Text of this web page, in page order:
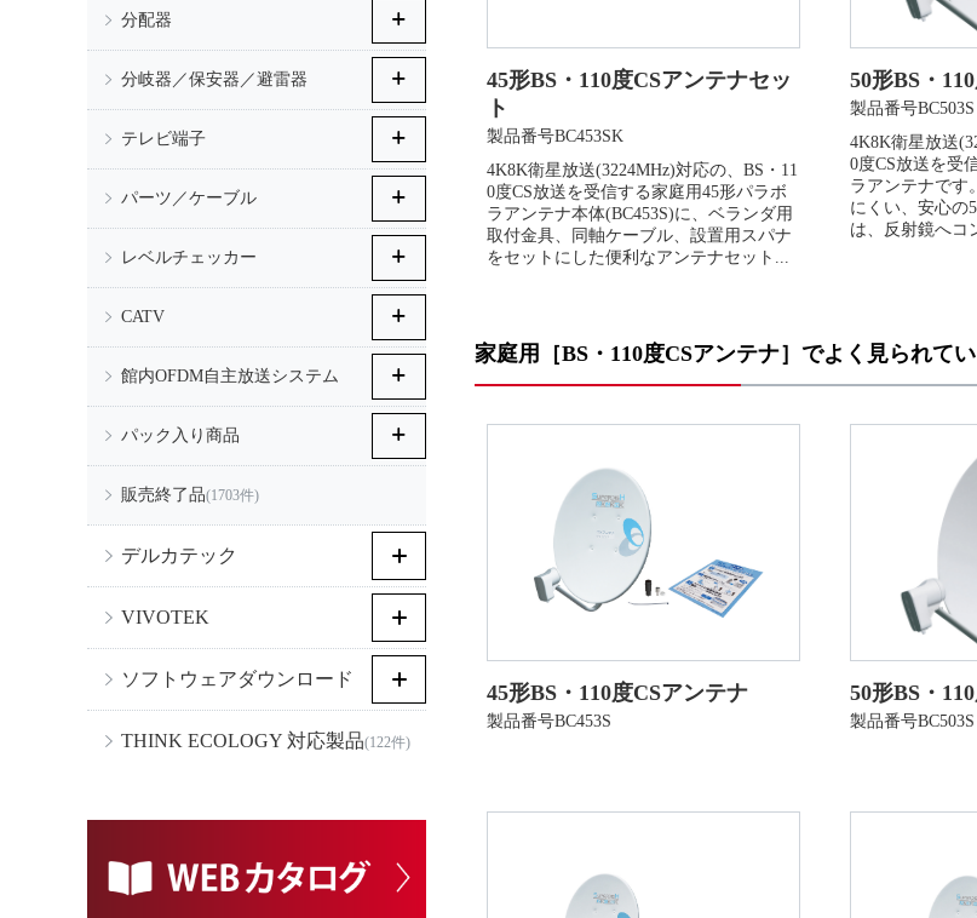
分配器
分岐器／保安器／避雷器
テレビ端子
パーツ／ケーブル
レベルチェッカー
CATV
館内OFDM自主放送システム
パック入り商品
販売終了品(1703件)
デルカテック
VIVOTEK
ソフトウェアダウンロード
THINK ECOLOGY 対応製品(122件)
45形BS・110度CSアンテナセッ
ト
製品番号BC453SK
4K8K衛星放送(3224MHz)対応の、BS・11
0度CS放送を受信する家庭用45形パラボ
ラアンテナ本体(BC453S)に、ベランダ用
取付金具、同軸ケーブル、設置用スパナ
をセットにした便利なアンテナセット...
50形BS・
製品番号BC503S
4K8K衛星放送
0度CS放送を受
ラアンテナです
にくい、安心の
は、反射鏡へコ
家庭用［BS・110度CSアンテナ］でよく見られて
45形BS・110度CSアンテナ
製品番号BC453S
50形BS・
製品番号BC503S